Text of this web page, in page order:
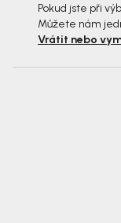
Pokud jste při
Můžete nám
Vrátit nebo